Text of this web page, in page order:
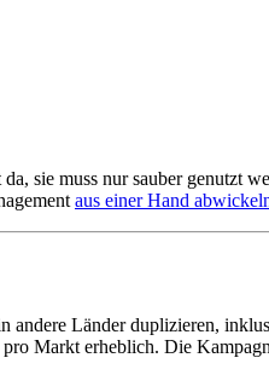
sie muss nur sauber genutzt
aus einer Hand
andere Länder duplizieren,
Markt erheblich. Die